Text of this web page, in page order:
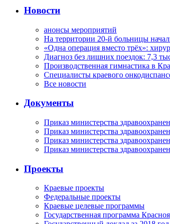
Новости
анонсы мероприятий
На территории 20-й больницы
«Одна операция вместо трёх»:
Диагноз без лишних поездок: 7,3
Производственная гимнастика в
Специалисты краевого
Все новости
Документы
Приказ министерства
Приказ министерства
Приказ министерства
Приказ министерства
Проекты
Краевые проекты
Федеральные проекты
Краевые целевые программы
Государственная программа